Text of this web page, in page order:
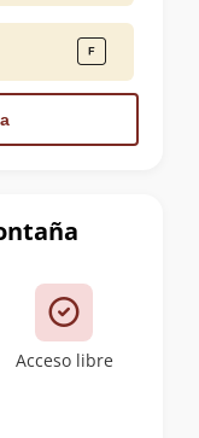
Acceso libre